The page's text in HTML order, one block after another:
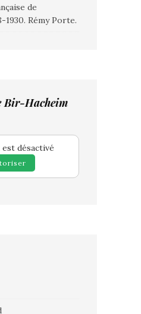
de
1930. Rémy Porte.
Bir-Hacheim
est désactivé